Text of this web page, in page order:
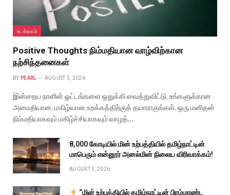
உடல்நலம்
Positive Thoughts நிம்மதியான வாழ்விற்கான
நற்சிந்தனைகள்
BY PEARL AUGUST 5, 2026
இன்றைய நாளின் ஓட்டங்களை ஒதுக்கி வைத்துவிட்டு, உங்களுக்கான
அமைதியான, மகிழ்வான உறக்கத்திற்குத் தயாராகுங்கள். ஒரு மனிதன்
நிம்மதியாகவும் மகிழ்ச்சியாகவும் வாழத்…
₹8,000 கோடியில் மின் உற்பத்தியில் தமிழ்நாட்டின்
மாபெரும் என்னூர் அனல்மின் நிலைய விரிவாக்கம்!
AUGUST 5, 2026
“மின் உற்பத்தியில் தமிழ்நாட்டின் பிரம்மாண்ட